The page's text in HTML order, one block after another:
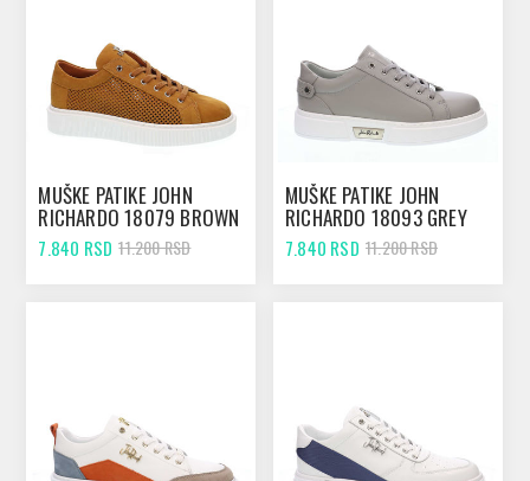
MUŠKE PATIKE JOHN
RICHARDO 18079 BROWN
7.840 RSD 11.200 RSD
MUŠKE PATIKE JOHN
RICHARDO 18093 GREY
7.840 RSD 11.200 RSD